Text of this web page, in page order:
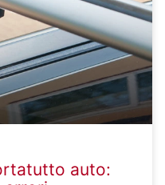
auto: